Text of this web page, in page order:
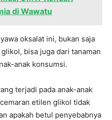
di Wawatu
oksalat ini, bukan saja
bisa juga dari tanaman
anak konsumsi.
terjadi pada anak-anak
etilen glikol tidak
apakah betul penyebabnya